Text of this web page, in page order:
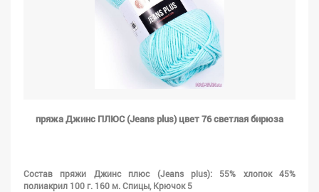
пряжа Джинс ПЛЮС (Jeans plus) цвет 76 светлая бирюза
Состав пряжи Джинс плюс (Jeans plus): 55% хлопок 45%
полиакрил 100 г. 160 м. Спицы, Крючок 5